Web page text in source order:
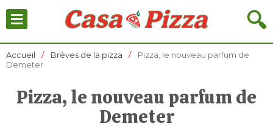
🔍
≡
Accueil Brèves de la pizza
Pizza, le nouveau parfum de
Demeter
Pizza, le nouveau parfum de
Demeter